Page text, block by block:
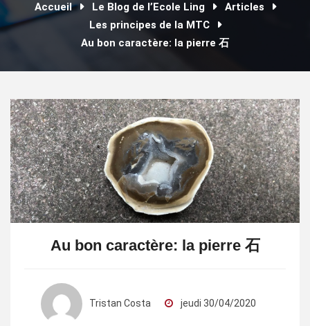
Accueil Le Blog de l’Ecole Ling
Articles
Les principes de la MTC
Au bon caractère: la pierre 石
Au bon caractère: la pierre 石
Tristan Costa jeudi 30/04/2020